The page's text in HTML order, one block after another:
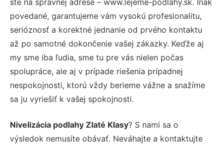
povedané, garantujeme vám vysokú profesionalitu,
serióznosť a korektné jednanie od prvého kontaktu
až po samotné dokončenie vašej zákazky. Keďže aj
my sme iba ľudia, sme tu pre vás nielen počas
spolupráce, ale aj v prípade riešenia prípadnej
nespokojnosti, ktorú vždy berieme vážne a snažíme
sa ju vyriešiť k vašej spokojnosti.
Nivelizácia podlahy Zlaté Klasy? S nami sa o
výsledok nemusíte obávať. Neváhajte a kontaktujte